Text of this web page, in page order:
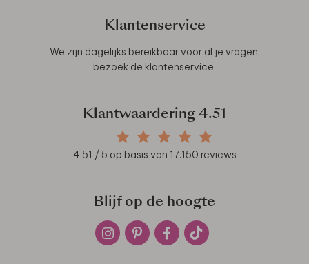
Klantenservice
We zijn dagelijks bereikbaar voor al je vragen,
bezoek de klantenservice.
Klantwaardering 4.51
4.51 / 5 op basis van 17.150 reviews
Blijf op de hoogte